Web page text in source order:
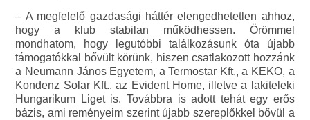
– A megfelelő gazdasági háttér elengedhetetlen ahhoz,
hogy a klub stabilan működhessen. Örömmel
mondhatom, hogy legutóbbi találkozásunk óta újabb
támogatókkal bővült körünk, hiszen csatlakozott hozzánk
a Neumann János Egyetem, a Termostar Kft., a KEKO, a
Kondenz Solar Kft., az Evident Home, illetve a lakiteleki
Hungarikum Liget is. Továbbra is adott tehát egy erős
bázis, ami reményeim szerint újabb szereplőkkel bővül a